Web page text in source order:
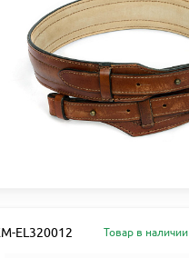
EL320012 Товар в наличии